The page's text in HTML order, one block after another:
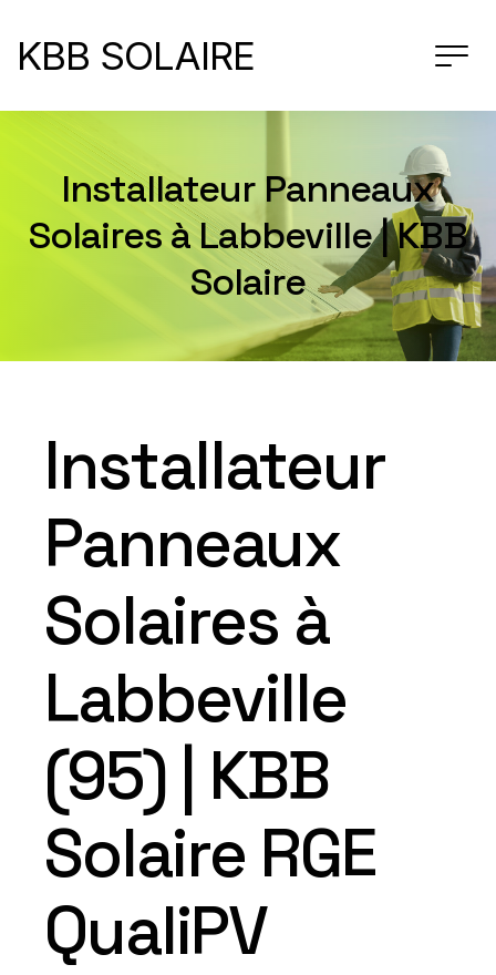
KBB SOLAIRE
Installateur Panneaux
Solaires à Labbeville | KBB
Solaire
Installateur
Panneaux
Solaires à
Labbeville
(95) | KBB
Solaire RGE
QualiPV